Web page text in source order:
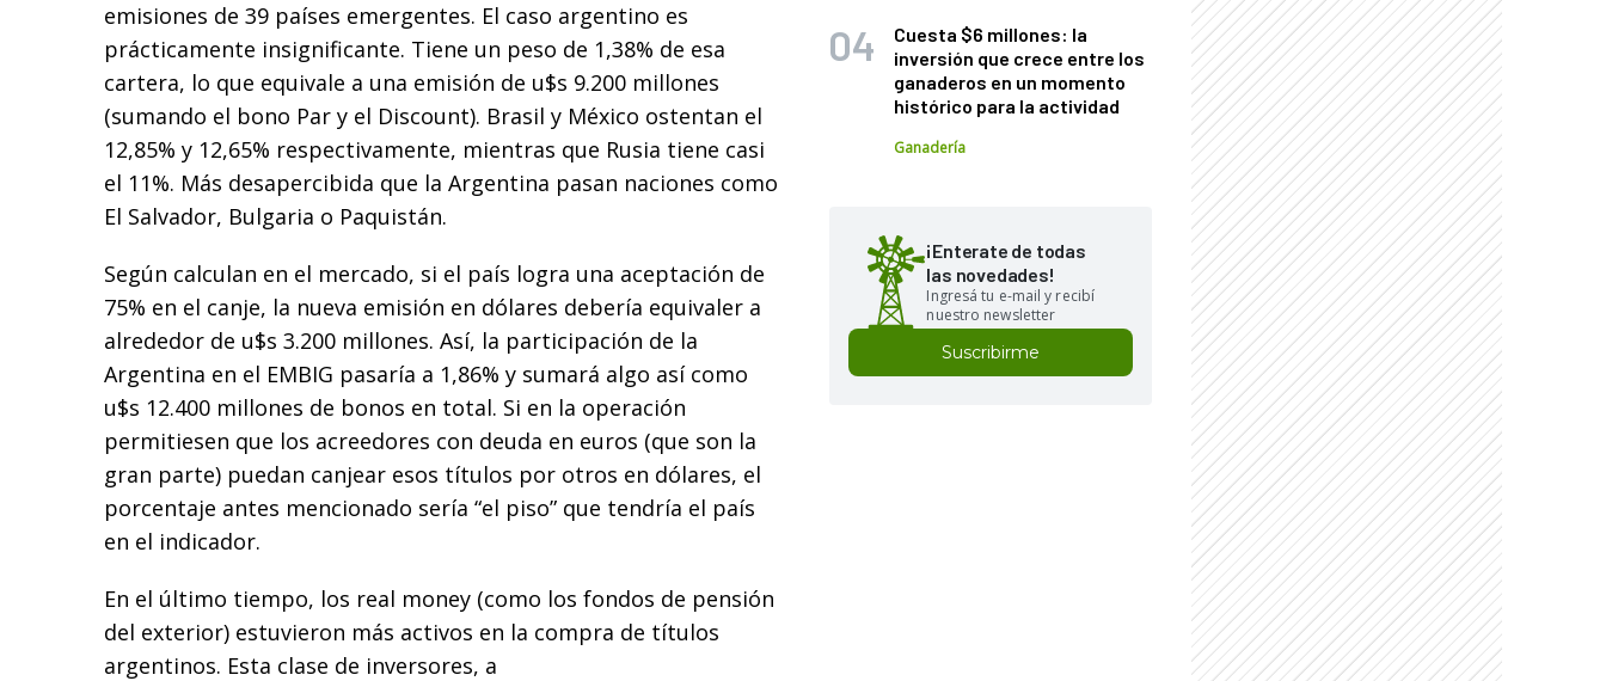
emisiones de 39 países emergentes. El caso argentino es
prácticamente insignificante. Tiene un peso de 1,38% de esa
cartera, lo que equivale a una emisión de u$s 9.200 millones
(sumando el bono Par y el Discount). Brasil y México ostentan el
12,85% y 12,65% respectivamente, mientras que Rusia tiene casi
el 11%. Más desapercibida que la Argentina pasan naciones como
El Salvador, Bulgaria o Paquistán.
Según calculan en el mercado, si el país logra una aceptación de
75% en el canje, la nueva emisión en dólares debería equivaler a
alrededor de u$s 3.200 millones. Así, la participación de la
Argentina en el EMBIG pasaría a 1,86% y sumará algo así como
u$s 12.400 millones de bonos en total. Si en la operación
permitiesen que los acreedores con deuda en euros (que son la
gran parte) puedan canjear esos títulos por otros en dólares, el
porcentaje antes mencionado sería “el piso” que tendría el país
en el indicador.
En el último tiempo, los real money (como los fondos de pensión
del exterior) estuvieron más activos en la compra de títulos
argentinos. Esta clase de inversores, a
Cuesta $6 millones: la
inversión que crece entre los
ganaderos en un momento
histórico para la actividad
Ganadería
¡Enterate de todas
las novedades!
Ingresá tu e-mail y recibí
nuestro newsletter
Suscribirme